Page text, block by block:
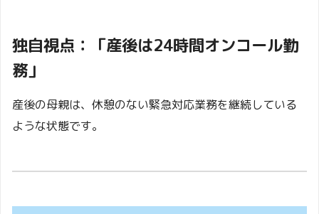
独自視点：「産後は24時間オンコール勤
務」
産後の母親は、休憩のない緊急対応業務を継続している
ような状態です。